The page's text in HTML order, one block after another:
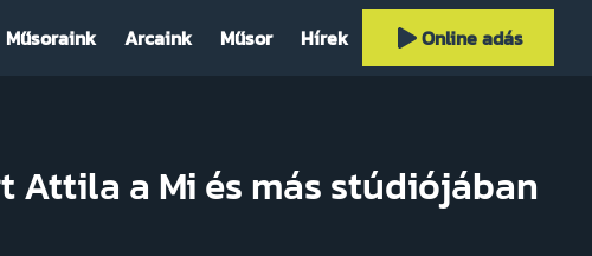
Műsoraink Arcaink Műsor Hírek Online adás
Attila a Mi és más stúdiójában